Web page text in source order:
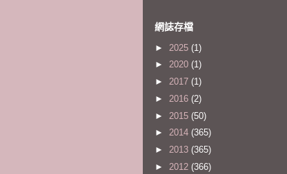
網誌存檔
► 2025 (1)
► 2020 (1)
► 2017 (1)
► 2016 (2)
► 2015 (50)
► 2014 (365)
► 2013 (365)
► 2012 (366)